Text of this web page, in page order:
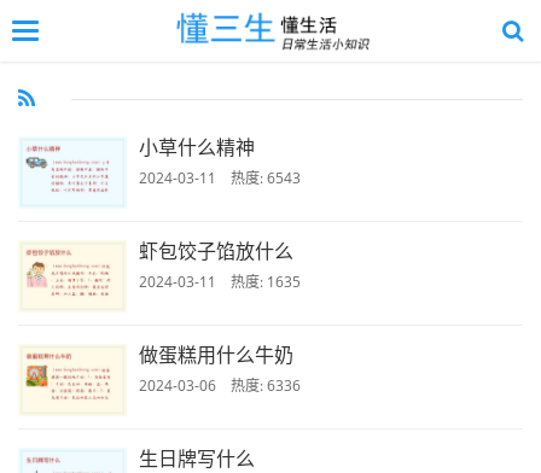
回
部
切
航
小草什么精神
2024-03-11 热度: 6543
虾包饺子馅放什么
2024-03-11 热度: 1635
做蛋糕用什么牛奶
2024-03-06 热度: 6336
生日牌写什么